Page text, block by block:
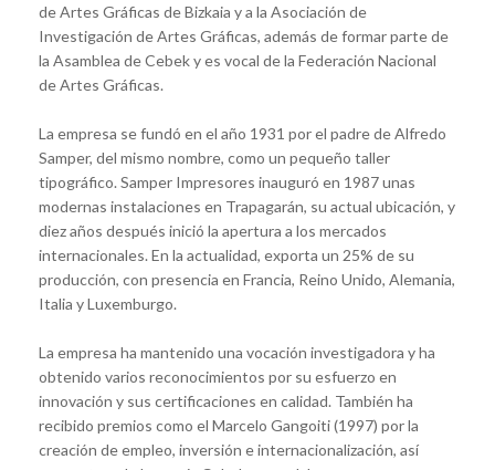
de Artes Gráficas de Bizkaia y a la Asociación de
Investigación de Artes Gráficas, además de formar parte de
la Asamblea de Cebek y es vocal de la Federación Nacional
de Artes Gráficas.
La empresa se fundó en el año 1931 por el padre de Alfredo
Samper, del mismo nombre, como un pequeño taller
tipográfico. Samper Impresores inauguró en 1987 unas
modernas instalaciones en Trapagarán, su actual ubicación, y
diez años después inició la apertura a los mercados
internacionales. En la actualidad, exporta un 25% de su
producción, con presencia en Francia, Reino Unido, Alemania,
Italia y Luxemburgo.
La empresa ha mantenido una vocación investigadora y ha
obtenido varios reconocimientos por su esfuerzo en
innovación y sus certificaciones en calidad. También ha
recibido premios como el Marcelo Gangoiti (1997) por la
creación de empleo, inversión e internacionalización, así